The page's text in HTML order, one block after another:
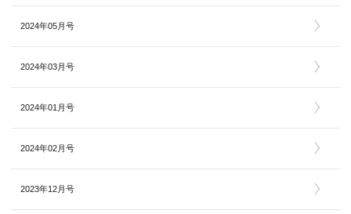
2024年05月号
2024年03月号
2024年01月号
2024年02月号
2023年12月号